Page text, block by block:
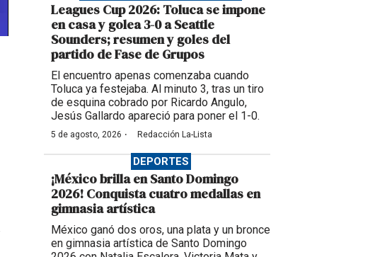
Leagues Cup 2026: Toluca se impone
en casa y golea 3-0 a Seattle
Sounders; resumen y goles del
partido de Fase de Grupos
El encuentro apenas comenzaba cuando
Toluca ya festejaba. Al minuto 3, tras un tiro
de esquina cobrado por Ricardo Angulo,
Jesús Gallardo apareció para poner el 1-0.
5 de agosto, 2026 · Redacción La-Lista
DEPORTES
¡México brilla en Santo Domingo
2026! Conquista cuatro medallas en
gimnasia artística
México ganó dos oros, una plata y un bronce
en gimnasia artística de Santo Domingo